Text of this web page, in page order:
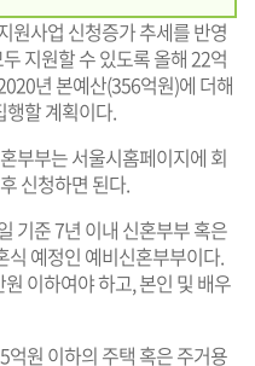
원사업 신청증가 추세를 반영
지원할 수 있도록 올해 22억
년 본예산(356억원)에 더해
행할 계획이다.
부부는 서울시홈페이지에 회
신청하면 된다.
기준 7년 이내 신혼부부 혹은
식 예정인 예비신혼부부이다.
이하여야 하고, 본인 및 배우
원 이하의 주택 혹은 주거용